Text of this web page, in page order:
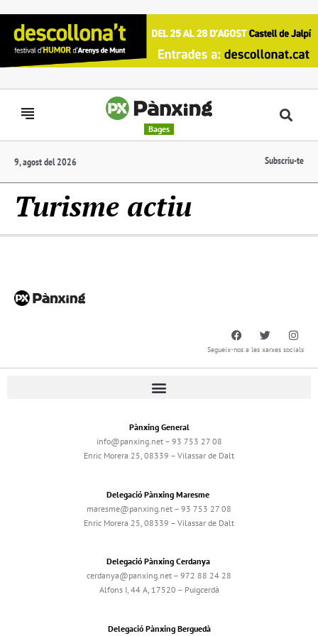
Bages
9, agost del 2026 Subscriu-te
Turisme actiu
Segueix-nos a les xarxes socials
Pànxing General
info@panxing.net – 93 753 27 08
Enric Morera 25, 08339 – Vilassar de Dalt
Delegació Pànxing Maresme
maresme@panxing.net – 93 753 27 08
Enric Morera 25, 08339 – Vilassar de Dalt
Delegació Pànxing Cerdanya
cerdanya@panxing.net – 972 88 24 28
Alfons I, 44 A, 17520 – Puigcerdà
Delegació Pànxing Berguedà